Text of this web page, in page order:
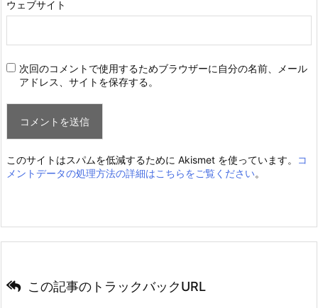
ウェブサイト
次回のコメントで使用するためブラウザーに自分の名前、メール
アドレス、サイトを保存する。
このサイトはスパムを低減するために Akismet を使っています。
コ
メントデータの処理方法の詳細はこちらをご覧ください。
この記事のトラックバックURL